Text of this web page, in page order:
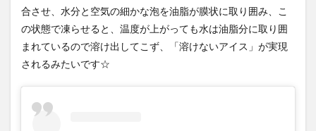
合させ、水分と空気の細かな泡を油脂が膜状に取り囲み、こ
の状態で凍らせると、温度が上がっても水は油脂分に取り囲
まれているので溶け出してこず、「溶けないアイス」が実現
されるみたいです☆